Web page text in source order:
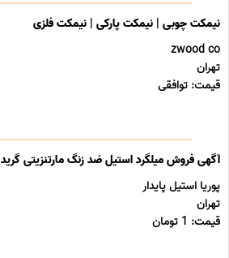
نیمکت چوبی | نیمکت پارکی | نیمکت فلزی
zwood co
تهران
قیمت: توافقی
آگهی فروش میلگرد استیل ضد زنگ مارتنزیتی گرید 1.4122 (X39CrMo17-1)
پوریا استیل پایدار
تهران
قیمت: 1 تومان